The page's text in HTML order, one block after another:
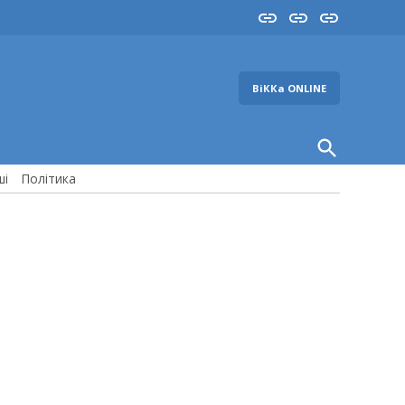
InstaYouTube
FB
ВіККа ONLINE
Open
Search
Політика